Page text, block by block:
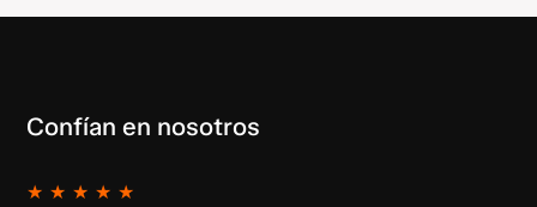
Confían en nosotros
★ ★ ★ ★ ★